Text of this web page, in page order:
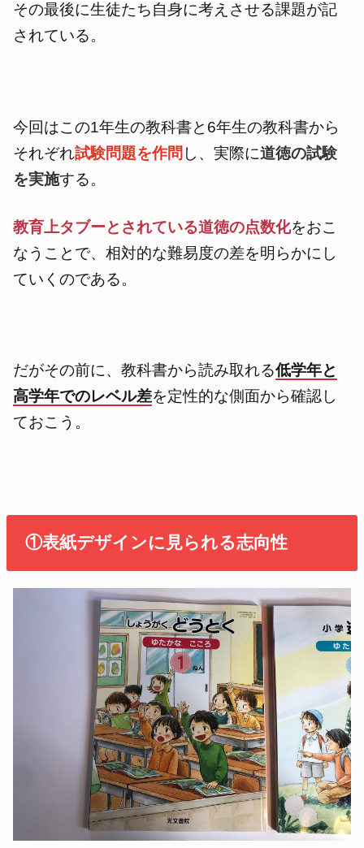
その最後に生徒たち自身に考えさせる課題が記
されている。
今回はこの1年生の教科書と6年生の教科書から
それぞれ試験問題を作問 し、実際に道徳の試験
を実施する。
教育上タブーとされている道徳の点数化をおこ
なうことで、相対的な難易度の差を明らかにし
ていくのである。
だがその前に、教科書から読み取れる低学年と
高学年でのレベル差を定性的な側面から確認し
ておこう。
①表紙デザインに見られる志向性